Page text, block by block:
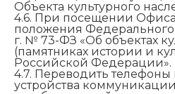
Объекта культурного
4.6. При посещении
положения Федерального
г. № 73-ФЗ «Об объектах
(памятниках истории и
Российской Федерации».
4.7. Переводить
устройства